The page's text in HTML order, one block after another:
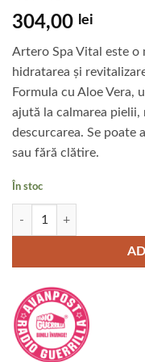
304,00 lei
Artero Spa Vital este o
hidratarea și
Formula cu Aloe Vera,
ajută la calmarea
descurcarea. Se poate
sau fără clătire.
În stoc
Cantitate Masca ARTERO